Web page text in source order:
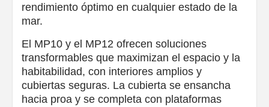
rendimiento óptimo en cualquier estado de la
mar.
El MP10 y el MP12 ofrecen soluciones
transformables que maximizan el espacio y la
habitabilidad, con interiores amplios y
cubiertas seguras. La cubierta se ensancha
hacia proa y se completa con plataformas